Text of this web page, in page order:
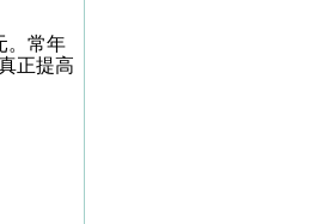
。常年
正提高